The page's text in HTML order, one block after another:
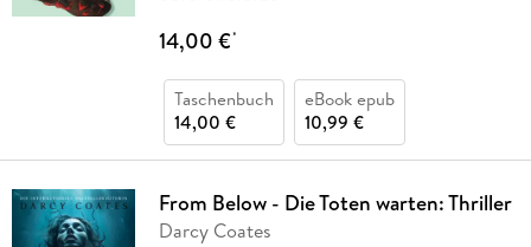
14,00 €*
Taschenbuch
14,00 €
eBook epub
10,99 €
From Below - Die Toten warten: Thriller
Darcy Coates